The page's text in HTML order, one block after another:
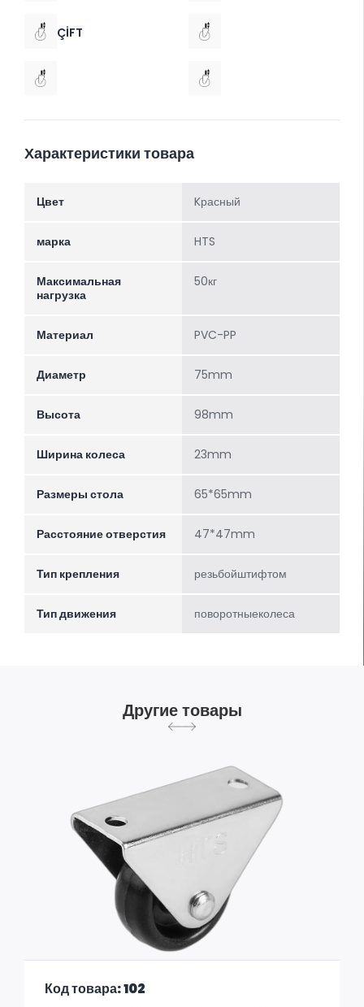
ÇİFT
Характеристики товара
Цвет Kрасный
марка HTS
Максимальная
нагрузка
50кг
Материал PVC-PP
Диаметр 75mm
Высота 98mm
Ширина колеса 23mm
Размеры стола 65*65mm
Расстояние отверстия 47*47mm
Тип крепления резьбойштифтом
Тип движения поворотныеколеса
Другие товары
Код товара: 102